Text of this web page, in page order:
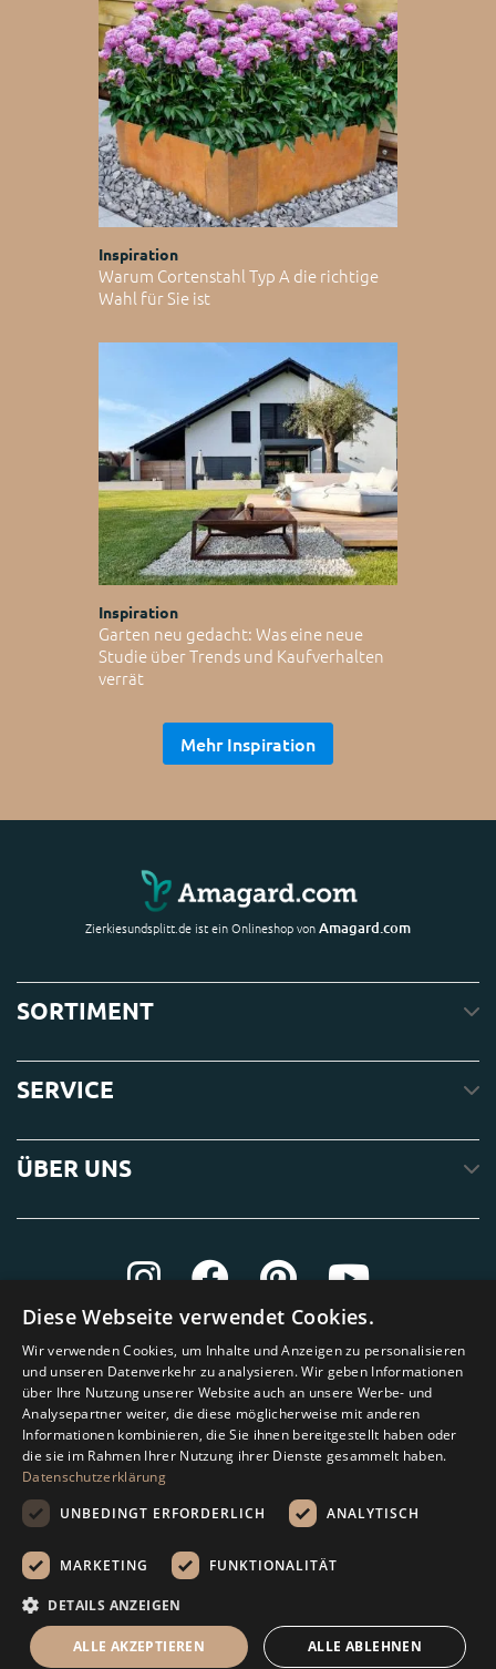
Inspiration
Warum Cortenstahl Typ A die richtige
Wahl für Sie ist
Inspiration
Garten neu gedacht: Was eine neue
Studie über Trends und Kaufverhalten
verrät
Mehr Inspiration
Zierkiesundsplitt.de ist ein Onlineshop vonAmagard.com
SORTIMENT
SERVICE
ÜBER UNS
Amagard.com (Kranendonk B.V.) Alle Rechten vorbehalten.
Diese Webseite verwendet Cookies.
Wir verwenden Cookies, um Inhalte und Anzeigen zu personalisieren
und unseren Datenverkehr zu analysieren. Wir geben Informationen
über Ihre Nutzung unserer Website auch an unsere Werbe- und
Analysepartner weiter, die diese möglicherweise mit anderen
Informationen kombinieren, die Sie ihnen bereitgestellt haben oder
die sie im Rahmen Ihrer Nutzung ihrer Dienste gesammelt haben.
Datenschutzerklärung
UNBEDINGT ERFORDERLICH
ANALYTISCH
MARKETING FUNKTIONALITÄT
DETAILS ANZEIGEN
ALLE AKZEPTIEREN ALLE ABLEHNEN